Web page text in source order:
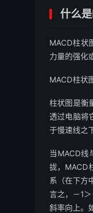
什么
MACD柱状
力量的强化
MACD柱状
柱状图是衡
透过电脑将
于慢速线之
当MACD线
拢，MACD
系（在下方
言之，－1
斜率向上。